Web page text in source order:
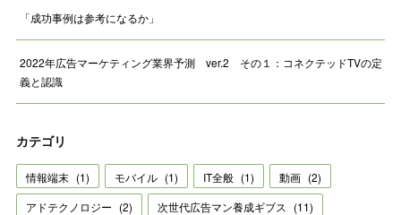
「成功事例は参考になるか」
2022年広告マーケティング業界予測 ver.2 その１：コネクテッドTVの定
義と認識
カテゴリ
情報端末 (1) モバイル (1) IT全般 (1) 動画 (2)
アドテクノロジー (2) 次世代広告マン養成ギブス (11)